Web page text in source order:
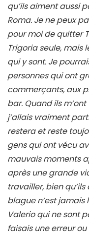
qu’ils aiment aussi
Roma. Je ne peux
pour moi de quitter
Trigoria seule, mais
qui y sont. Je
personnes qui ont
commerçants, aux
bar. Quand ils
j’allais vraiment
restera et reste
gens qui ont vécu
mauvais moments
après une grande
travailler, bien
blague n’est jamais
Valerio qui ne sont
faisais une erreur